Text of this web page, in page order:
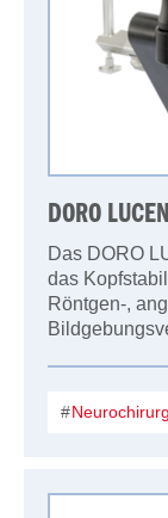
DORO
Das DORO
das
Röntgen-,